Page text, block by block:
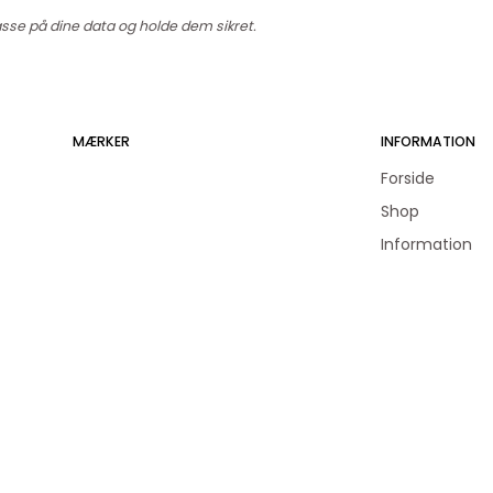
på dine data og holde dem sikret.
MÆRKER INFORMATION
Forside
Shop
Information